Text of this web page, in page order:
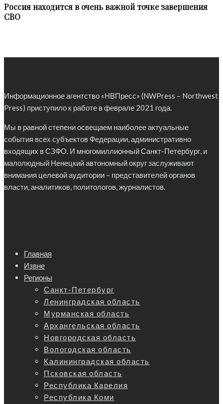
Россия находится в очень важной точке завершения
СВО
Информационное агентство «НВПресс» (NWPress – Northwest
Press) приступило к работе в феврале 2021 года.
Мы в равной степени освещаем наиболее актуальные
события всех субъектов Федерации, административно
входящих в СЗФО. И многомиллионный Санкт-Петербург, и
малолюдный Ненецкий автономный округ заслуживают
внимания целевой аудитории – представителей органов
власти, аналитиков, политологов, журналистов.
Главная
Извне
Регионы
Санкт-Петербург
Ленинградская область
Мурманская область
Архангельская область
Новгородская область
Вологодская область
Калининградская область
Псковская область
Республика Карелия
Республика Коми